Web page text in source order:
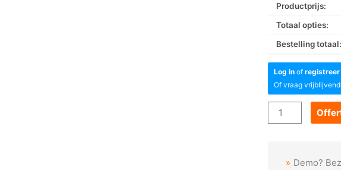
Productprijs:
Totaal opties:
Bestelling totaal:
Log in ofregistreer
Of vraag
Goboservice
-
Demo?